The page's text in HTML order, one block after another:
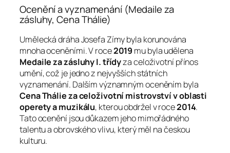
Ocenění a vyznamenání (Medaile za
zásluhy, Cena Thálie)
Umělecká dráha Josefa Zímy byla korunována
mnoha oceněními. V roce2019 mu byla udělena
Medaile za zásluhy I. třídyza celoživotní přínos
umění, což je jedno z nejvyšších státních
vyznamenání. Dalším významným oceněním byla
Cena Thálie za celoživotní mistrovství v oblasti
operety a muzikálu, kterou obdržel v roce2014.
Tato ocenění jsou důkazem jeho mimořádného
talentu a obrovského vlivu, který měl na českou
kulturu.